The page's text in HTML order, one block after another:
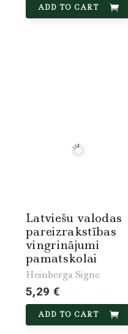
ADD TO CART
Latviešu valodas
pareizrakstības
vingrinājumi
pamatskolai
Heinberga Signe
5,29 €
ADD TO CART